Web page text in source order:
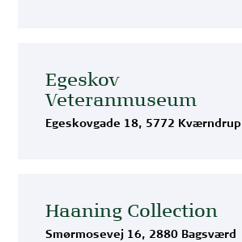
Egeskov
Veteranmuseum
Egeskovgade 18, 5772 Kværndrup
Haaning Collection
Smørmosevej 16, 2880 Bagsværd